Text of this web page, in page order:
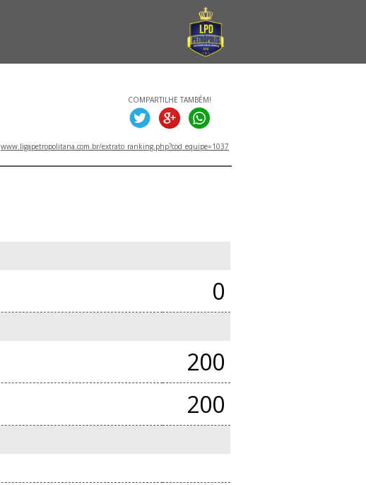
COMPARTILHE TAMBÉM!
www.ligapetropolitana.com.br/extrato_ranking.php?cod_equipe=1037
0
200
200